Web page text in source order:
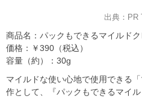
出典：PR
商品名：パックもできるマイルド
価格：￥390（税込）
容量（約）：30g
マイルドな使い心地で使用できる
作として、『パックもできるマイ